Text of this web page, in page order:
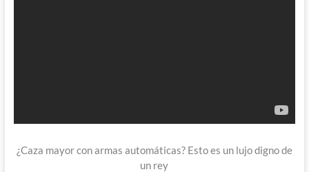
¿Caza mayor con armas automáticas? Esto es un lujo digno de
un rey